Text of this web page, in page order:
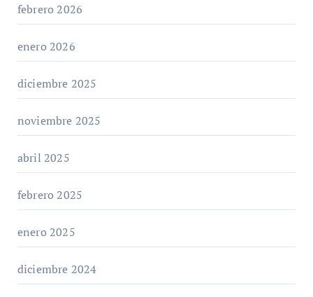
febrero 2026
enero 2026
diciembre 2025
noviembre 2025
abril 2025
febrero 2025
enero 2025
diciembre 2024